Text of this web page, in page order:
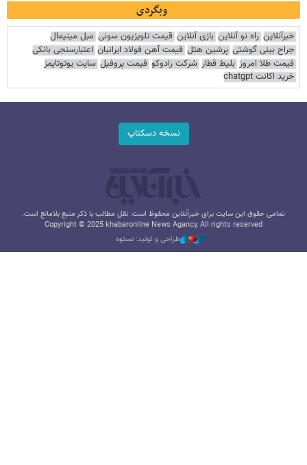
وبگردی
خبرآنلاین راه نو آنلاین بازی آنلاین قیمت تلویزیون سونی مبل مینیمال
جراح بینی گوشتی پرشین هتل قیمت آهن فولاد ایرانیان اعتبارسنجی بانکی
قیمت طلا امروز بلیط قطار شرکت رادوکو قیمت پروفیل سایت یوتوتایمز
خرید اکانت chatgpt
نسخه دسکتاپ
تمامی حقوق این سایت برای خبرآنلاین محفوظ است. نقل مطالب با ذکر منبع بلامانع است.
Copyright © 2025 khabaronline News Agancy, All rights reserved
طراحی و تولید: نستوه